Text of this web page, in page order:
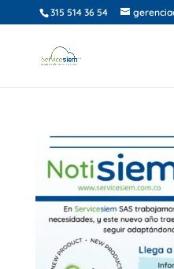
315 514 36 54